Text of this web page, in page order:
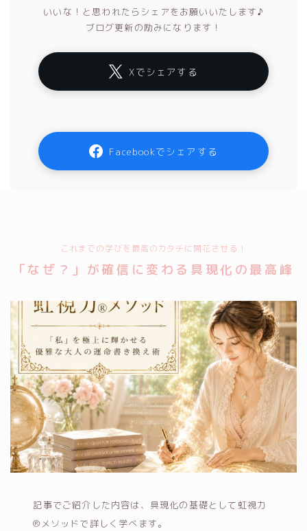
いいな！と思われたらシェアをお願いいたします♪
ブログ更新の励みになります！
Xでシェアする
Facebookでシェアする
これまでの学びを最高のカタチに開花させる！
「なぜ？」が確信に変わる具現化の最高峰
記事でご紹介した内容は、具現化の基礎として虹視力
®メソッドで詳しく学べます。